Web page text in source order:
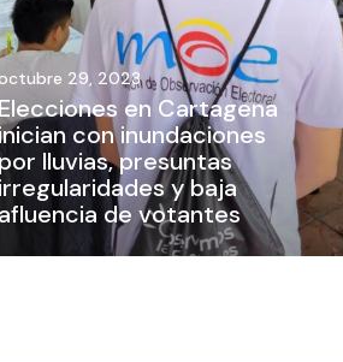
29, 2023
Elecciones en Cartagena
con inundaciones
por lluvias, presuntas
irregularidades y baja
afluencia de votantes